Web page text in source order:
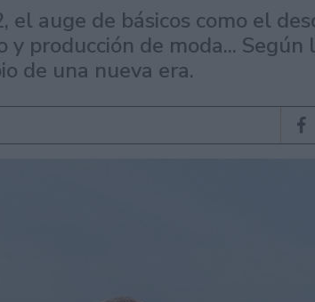
el auge de básicos como el
producción de moda... Según
de una nueva era.